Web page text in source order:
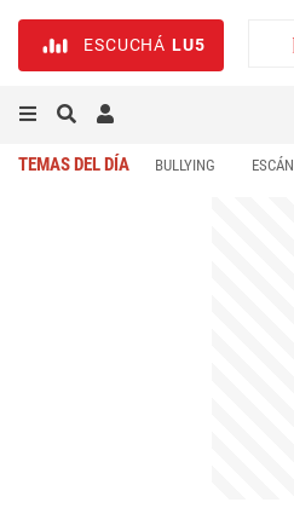
ESCUCHÁ LU5
TEMAS DEL DÍA BULLYING